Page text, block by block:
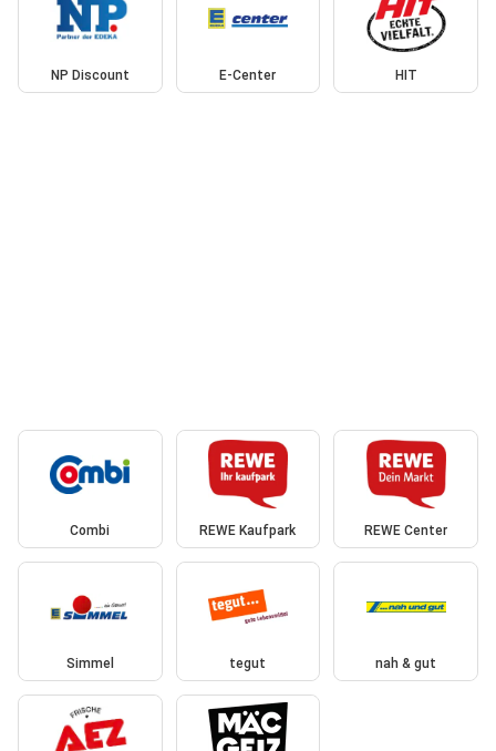
NP Discount E-Center HIT
Combi REWE Kaufpark REWE Center
Simmel tegut nah & gut